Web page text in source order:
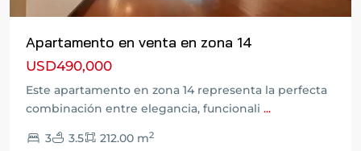
Apartamento en venta en zona 14
USD490,000
Este apartamento en zona 14 representa la perfecta
combinación entre elegancia, funcionali ...
3 3.5 212.00 m2
de